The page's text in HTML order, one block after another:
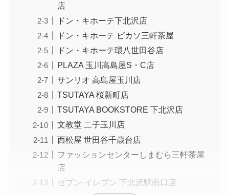
店
ドン・キホーテ下北沢店
ドン・キホーテ ピカソ三軒茶屋
ドン・キホーテ環八世田谷店
PLAZA 玉川高島屋S・C店
サンリオ 高島屋玉川店
TSUTAYA 桜新町店
TSUTAYA BOOKSTORE 下北沢店
文教堂 二子玉川店
西松屋 世田谷千歳台店
ファッションセンターしまむら三軒茶屋
店
セブン-イレブン 下北沢駅南口店